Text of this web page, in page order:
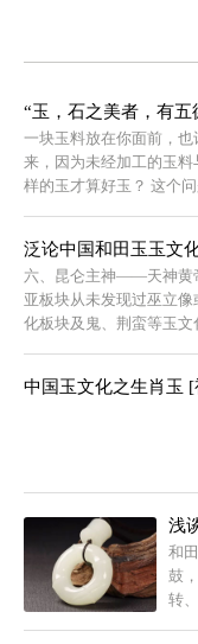
“玉，石之美者，有五
一块玉料放在你面前，
来，因为未经加工的玉
样的玉才算好玉？ 这个
泛论中国和田玉玉文
六、昆仑主神——天神黄
亚板块从未发现过巫立
化板块及鬼、荆蛮等玉文
中国玉文化之生肖玉 [
浅
和
鼓
转